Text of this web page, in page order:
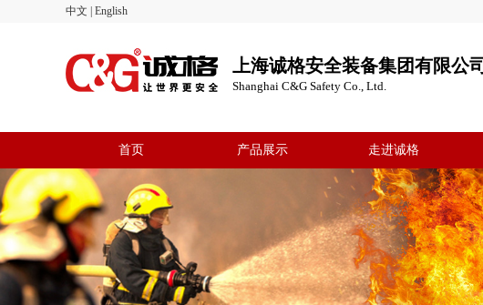
中文 English
上海诚格安全装备集团有限公司
Shanghai C&G Safety Co., Ltd.
首页 产品展示 走进诚格